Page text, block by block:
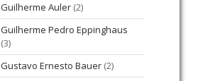
Guilherme Auler (2)
Guilherme Pedro Eppinghaus
(3)
Gustavo Ernesto Bauer (2)